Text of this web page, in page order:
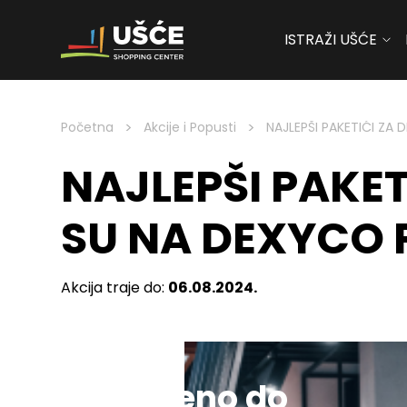
Skip to content
ISTRAŽI UŠĆE
Početna > Akcije i Popusti > NAJLEPŠI PAKETIĆI ZA
NAJLEPŠI
SU NA DEXYCO
Akcija traje do: 06.08.2024.